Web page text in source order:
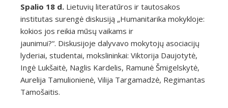
Spalio 18 d. Lietuvių literatūros ir tautosakos
institutas surengė diskusiją „Humanitarika mokykloje:
kokios jos reikia mūsų vaikams ir
jaunimui?“. Diskusijoje dalyvavo mokytojų asociacijų
lyderiai, studentai, mokslininkai: Viktorija Daujotytė,
Ingė Lukšaitė, Naglis Kardelis, Ramunė Šmigelskytė,
Aurelija Tamulionienė, Vilija Targamadzė, Regimantas
Tamošaitis.